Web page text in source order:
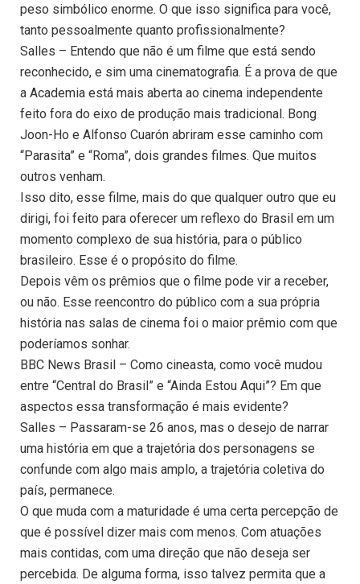
peso simbólico enorme. O que isso significa para você,
tanto pessoalmente quanto profissionalmente?
Salles – Entendo que não é um filme que está sendo
reconhecido, e sim uma cinematografia. É a prova de que
a Academia está mais aberta ao cinema independente
feito fora do eixo de produção mais tradicional. Bong
Joon-Ho e Alfonso Cuarón abriram esse caminho com
“Parasita” e “Roma”, dois grandes filmes. Que muitos
outros venham.
Isso dito, esse filme, mais do que qualquer outro que eu
dirigi, foi feito para oferecer um reflexo do Brasil em um
momento complexo de sua história, para o público
brasileiro. Esse é o propósito do filme.
Depois vêm os prêmios que o filme pode vir a receber,
ou não. Esse reencontro do público com a sua própria
história nas salas de cinema foi o maior prêmio com que
poderíamos sonhar.
BBC News Brasil – Como cineasta, como você mudou
entre “Central do Brasil” e “Ainda Estou Aqui”? Em que
aspectos essa transformação é mais evidente?
Salles – Passaram-se 26 anos, mas o desejo de narrar
uma história em que a trajetória dos personagens se
confunde com algo mais amplo, a trajetória coletiva do
país, permanece.
O que muda com a maturidade é uma certa percepção de
que é possível dizer mais com menos. Com atuações
mais contidas, com uma direção que não deseja ser
percebida. De alguma forma, isso talvez permita que a